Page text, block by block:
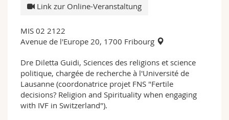
Link zur Online-Veranstaltung
MIS 02 2122
Avenue de l'Europe 20, 1700 Fribourg
Dre Diletta Guidi, Sciences des religions et science
politique, chargée de recherche à l'Université de
Lausanne (coordonatrice projet FNS "Fertile
decisions? Religion and Spirituality when engaging
with IVF in Switzerland").